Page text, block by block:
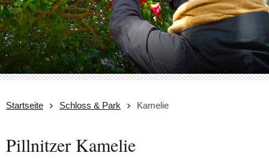
Startseite Schloss & Park Kamelie
Pillnitzer Kamelie